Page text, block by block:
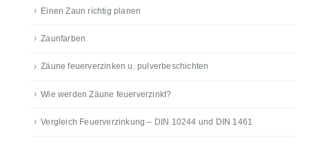
Einen Zaun richtig planen
Zaunfarben
Zäune feuerverzinken u. pulverbeschichten
Wie werden Zäune feuerverzinkt?
Vergleich Feuerverzinkung – DIN 10244 und DIN 1461